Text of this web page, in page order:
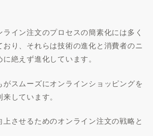
ライン注文のプロセスの簡素化には多く
り、それらは技術の進化と消費者のニ
絶えず進化しています。
がスムーズにオンラインショッピングを
しています。
上させるためのオンライン注文の戦略と